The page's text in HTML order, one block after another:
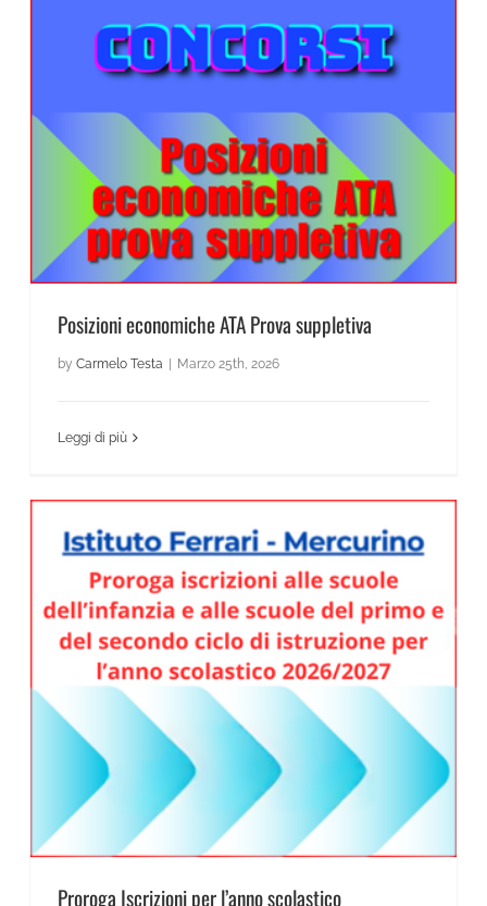
Posizioni economiche ATA Prova suppletiva
byCarmelo Testa | Marzo 25th, 2026
Leggi di più
Proroga Iscrizioni per l’anno scolastico